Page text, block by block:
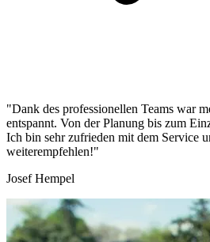
"Dank des professionellen Teams war
entspannt. Von der Planung bis zum
Ich bin sehr zufrieden mit dem Service
weiterempfehlen!"
Josef Hempel